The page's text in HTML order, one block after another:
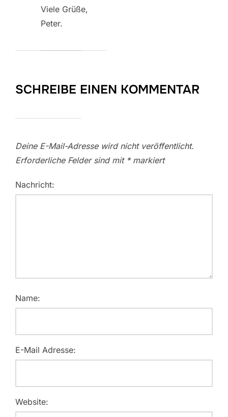
Viele Grüße,
Peter.
SCHREIBE EINEN KOMMENTAR
Deine E-Mail-Adresse wird nicht veröffentlicht.
Erforderliche Felder sind mit *markiert
Nachricht:
Name:
E-Mail Adresse:
Website: